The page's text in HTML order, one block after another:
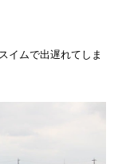
イムで出遅れてしま